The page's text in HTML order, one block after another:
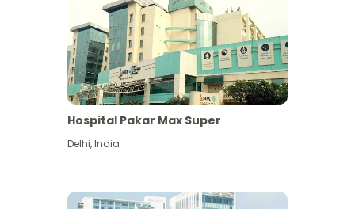
Hospital Pakar Max Super
Delhi,India